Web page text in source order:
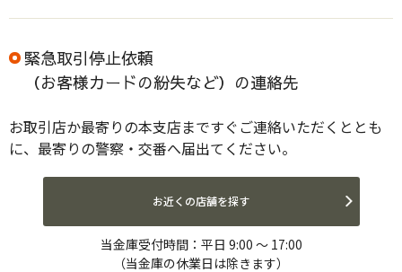
2026.01.23 重要
朝日ＷＥＢダイレクト（個人ＩＢ）ワンタイムパスワー
IBM Trusteer Rapport（ラポート）の最新バージョンの
提供およびポップアップ表示への対応について
重要
緊急取引停止依頼
（お客様カードの紛失など）の連絡先
お取引店か最寄りの本支店まですぐご連絡いただくととも
に、最寄りの警察・交番へ届出てください。
お近くの店舗を探す
当金庫受付時間：平日 9:00 ～ 17:00
（当金庫の休業日は除きます）